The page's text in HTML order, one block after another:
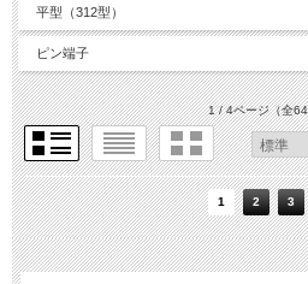
平型（312型）
ピン端子
1 / 4ページ（全
1 2 3